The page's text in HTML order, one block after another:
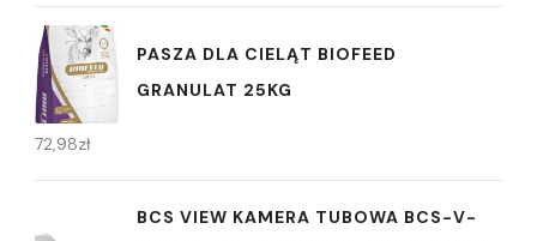
PASZA DLA CIELĄT BIOFEED
GRANULAT 25KG
72,98zł
BCS VIEW KAMERA TUBOWA BCS-V-